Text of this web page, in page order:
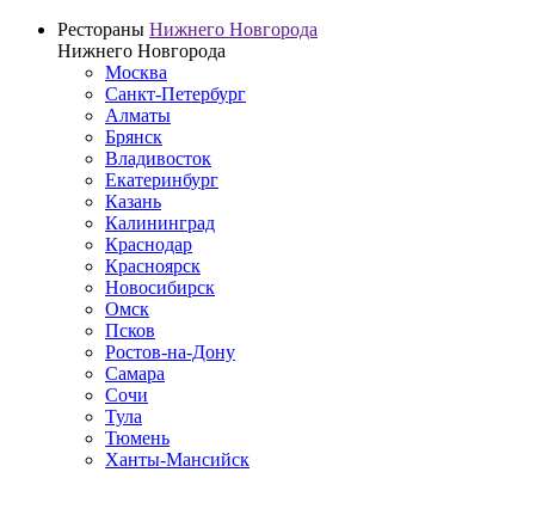
Рестораны Нижнего Новгорода
Нижнего Новгорода
Москва
Санкт-Петербург
Алматы
Брянск
Владивосток
Екатеринбург
Казань
Калининград
Краснодар
Красноярск
Новосибирск
Омск
Псков
Ростов-на-Дону
Самара
Сочи
Тула
Тюмень
Ханты-Мансийск